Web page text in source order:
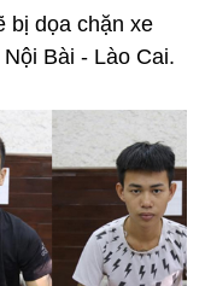
bị dọa chặn xe
Bài - Lào Cai.